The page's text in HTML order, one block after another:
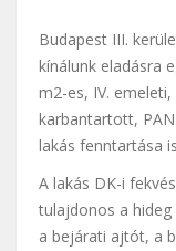
Budapest III.
kínálunk eladásra
m2-es, IV.
karbantartott,
lakás fenntartása
A lakás DK-i
tulajdonos a
a bejárati ajtót, a